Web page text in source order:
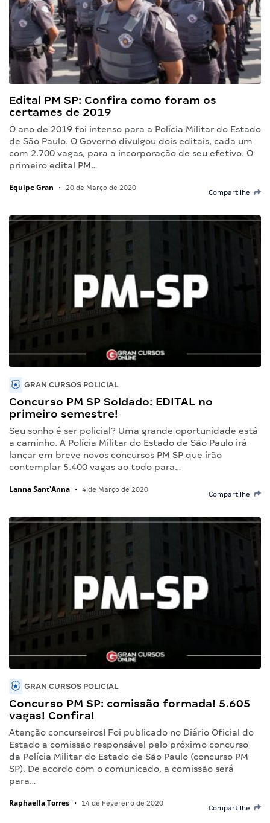
Edital PM SP: Confira como foram os
certames de 2019
O ano de 2019 foi intenso para a Polícia Militar do Estado
de São Paulo. O Governo divulgou dois editais, cada um
com 2.700 vagas, para a incorporação de seu efetivo. O
primeiro edital PM…
Equipe Gran • 20 de Março de 2020
Compartilhe
GRAN CURSOS POLICIAL
Concurso PM SP Soldado: EDITAL no
primeiro semestre!
Seu sonho é ser policial? Uma grande oportunidade está
a caminho. A Polícia Militar do Estado de São Paulo irá
lançar em breve novos concursos PM SP que irão
contemplar 5.400 vagas ao todo para…
Lanna Sant'Anna • 4 de Março de 2020
Compartilhe
GRAN CURSOS POLICIAL
Concurso PM SP: comissão formada! 5.605
vagas! Confira!
Atenção concurseiros! Foi publicado no Diário Oficial do
Estado a comissão responsável pelo próximo concurso
da Polícia Militar do Estado de São Paulo (concurso PM
SP). De acordo com o comunicado, a comissão será
para…
Raphaella Torres • 14 de Fevereiro de 2020
Compartilhe